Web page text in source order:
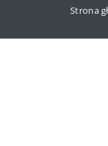
Strona